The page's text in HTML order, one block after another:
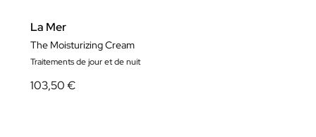
La Mer
The Moisturizing Cream
Traitements de jour et de nuit
103,50 €